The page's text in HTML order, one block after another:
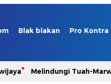
Blak blakan Pro Kontra
Melindungi Tuah-